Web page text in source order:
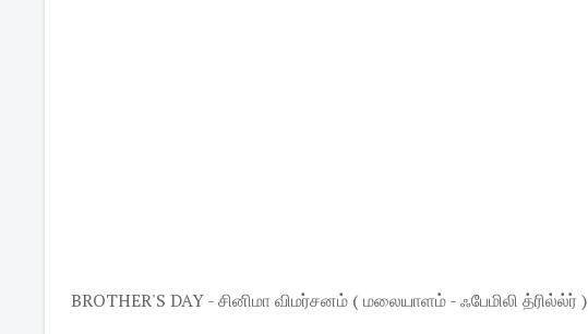
BROTHER'S DAY - சினிமா விமர்சனம் ( மலையாளம் - ஃபேமிலி த்ரில்ல்ர் )